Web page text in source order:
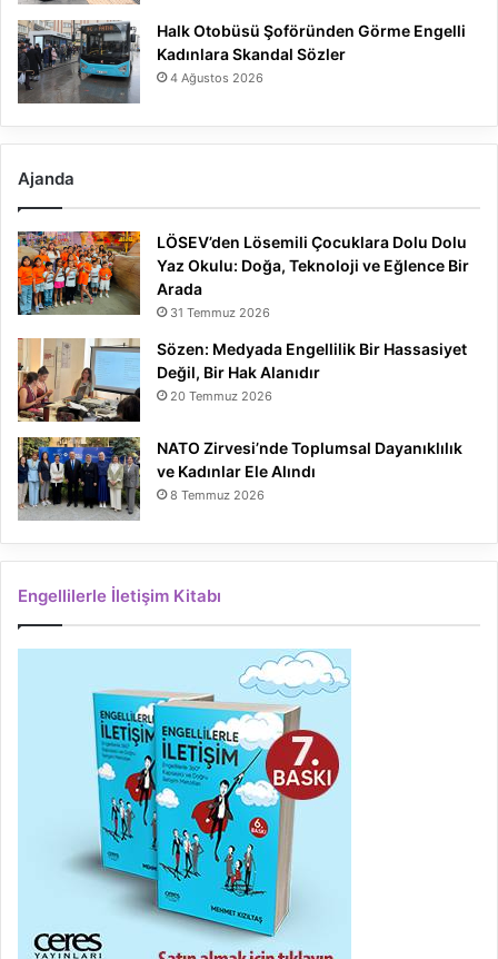
Halk Otobüsü Şoföründen Görme Engelli
Kadınlara Skandal Sözler
4 Ağustos 2026
Ajanda
LÖSEV’den Lösemili Çocuklara Dolu Dolu
Yaz Okulu: Doğa, Teknoloji ve Eğlence Bir
Arada
31 Temmuz 2026
Sözen: Medyada Engellilik Bir Hassasiyet
Değil, Bir Hak Alanıdır
20 Temmuz 2026
NATO Zirvesi’nde Toplumsal Dayanıklılık
ve Kadınlar Ele Alındı
8 Temmuz 2026
Engellilerle İletişim Kitabı